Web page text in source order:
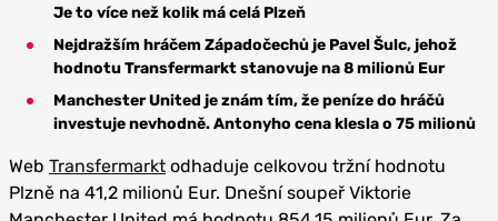
Je to více než kolik má celá Plzeň
Nejdražším hráčem Západočechů je Pavel Šulc, jehož
hodnotu Transfermarkt stanovuje na 8 milionů Eur
Manchester United je znám tím, že peníze do hráčů
investuje nevhodně. Antonyho cena klesla o 75 milionů
Web Transfermarkt odhaduje celkovou tržní hodnotu
Plzně na 41,2 milionů Eur. Dnešní soupeř Viktorie